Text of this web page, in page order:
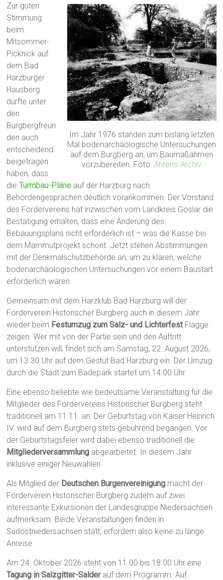
Im Jahr 1976 standen zum bislang letzten
Mal bodenarchäologische Untersuchungen
auf dem Burgberg an, um Baumaßahmen
vorzubereiten. Foto:Ahrens-Archiv
Zur guten
Stimmung
beim
Mitsommer-
Picknick auf
dem Bad
Harzburger
Hausberg
dürfte unter
den
Burgbergfreun
den auch
entscheidend
beigetragen
haben, dass
dieTurmbau-Pläne auf der Harzburg nach
Behördengesprächen deutlich vorankommen. Der Vorstand
des Fördervereins hat inzwischen vom Landkreis Goslar die
Bestätigung erhalten, dass eine Änderung des
Bebauungsplans nicht erforderlich ist – was die Kasse bei
dem Mammutprojekt schont. Jetzt stehen Abstimmungen
mit der Denkmalschutzbehörde an, um zu klären, welche
bodenarchäologischen Untersuchungen vor einem Baustart
erforderlich wären.
Gemeinsam mit dem Harzklub Bad Harzburg will der
Förderverein Historischer Burgberg auch in diesem Jahr
wieder beim Festumzug zum Salz- und LichterfestFlagge
zeigen. Wer mit von der Partie sein und den Auftritt
unterstützen will, findet sich am Samstag, 22. August 2026,
um 13.30 Uhr auf dem Gestüt Bad Harzburg ein. Der Umzug
durch die Stadt zum Badepark startet um 14.00 Uhr.
Eine ebenso beliebte wie bedeutsame Veranstaltung für die
Mitglieder des Fördervereins Historischer Burgberg steht
traditionell am 11.11. an: Der Geburtstag von Kaiser Heinrich
IV. wird auf dem Burgberg stets gebührend begangen. Vor
der Geburtstagsfeier wird dabei ebenso traditionell die
Mitgliederversammlung abgearbeitet. In diesem Jahr
inklusive einiger Neuwahlen.
Als Mitglied der Deutschen Burgenvereinigung macht der
Förderverein Historischer Burgberg zudem auf zwei
interessante Exkursionen der Landesgruppe Niedersachsen
aufmerksam. Beide Veranstaltungen finden in
Südostniedersachsen statt, erfordern also keine zu lange
Anreise.
Am 24. Oktober 2026 steht von 11.00 bis 18.00 Uhr eine
Tagung in Salzgitter-Salderauf dem Programm. Auf